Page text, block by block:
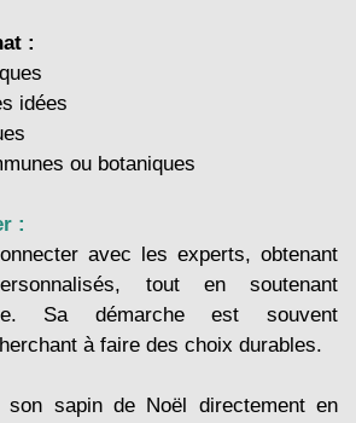
:
idées
ou botaniques
:
avec les experts, obtenant
tout en soutenant
Sa démarche est souvent
à faire des choix durables.
son sapin de Noël directement en